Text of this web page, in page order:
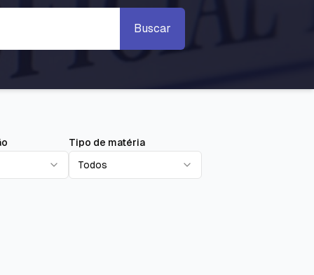
Buscar
Tipo de matéria
Todos